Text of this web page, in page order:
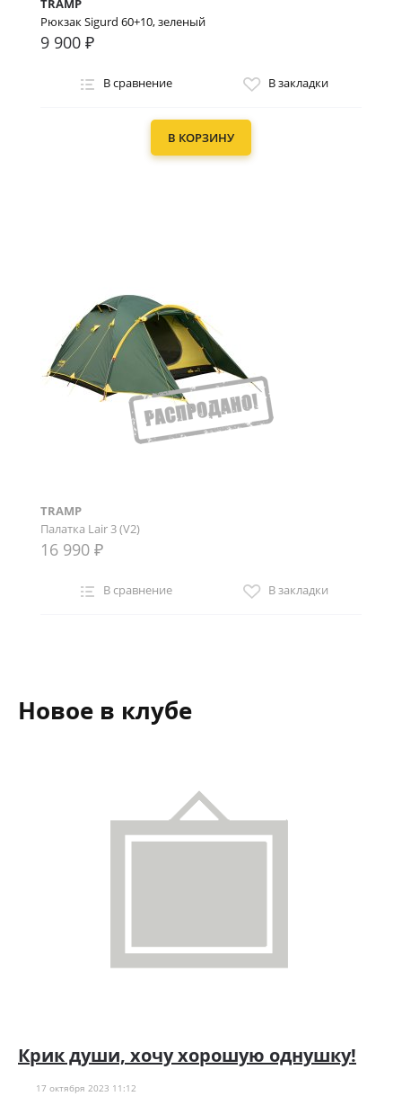
TRAMP
Рюкзак Sigurd 60+10, зеленый
9 900 ₽
В сравнение В закладки
В КОРЗИНУ
TRAMP
Палатка Lair 3 (V2)
16 990 ₽
В сравнение В закладки
Новое в клубе
Крик души, хочу хорошую однушку!
17 октября 2023 11:12